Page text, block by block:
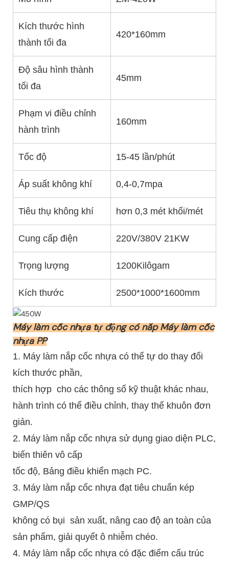
Kích thước hình
thành tối đa
420*160mm
Độ sâu hình thành
tối đa
45mm
Phạm vi điều chỉnh
hành trình
160mm
Tốc độ 15-45 lần/phút
Áp suất không khí 0,4-0,7mpa
Tiêu thụ không khí hơn 0,3 mét khối/mét
Cung cấp điện 220V/380V 21KW
Trọng lượng 1200Kilôgam
Kích thước 2500*1000*1600mm
Máy làm cốc nhựa tự động có nắp Máy làm cốc
nhựa PP
1. Máy làm nắp cốc nhựa có thể tự do thay đổi
kích thước phần,
thích hợp cho các thông số kỹ thuật khác nhau,
hành trình có thể điều chỉnh, thay thế khuôn đơn
giản.
2. Máy làm nắp cốc nhựa sử dụng giao diện PLC,
biến thiên vô cấp
tốc độ, Bảng điều khiển mạch PC.
3. Máy làm nắp cốc nhựa đạt tiêu chuẩn kép
GMP/QS
không có bụi sản xuất, nâng cao độ an toàn của
sản phẩm, giải quyết ô nhiễm chéo.
4. Máy làm nắp cốc nhựa có đặc điểm cấu trúc